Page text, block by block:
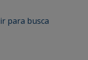
ir para busca